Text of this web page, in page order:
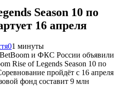
Season 10 по
16 апреля
01 минуты
и ФКС России объявили
Rise of Legends Season 10 по
пройдёт с 16 апреля
фонд составит 9 млн